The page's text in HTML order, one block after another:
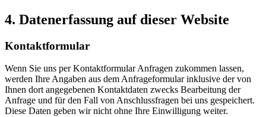
4. Datenerfassung auf dieser Website
Kontaktformular
Wenn Sie uns per Kontaktformular Anfragen zukommen lassen,
werden Ihre Angaben aus dem Anfrageformular inklusive der von
Ihnen dort angegebenen Kontaktdaten zwecks Bearbeitung der
Anfrage und für den Fall von Anschlussfragen bei uns gespeichert.
Diese Daten geben wir nicht ohne Ihre Einwilligung weiter.